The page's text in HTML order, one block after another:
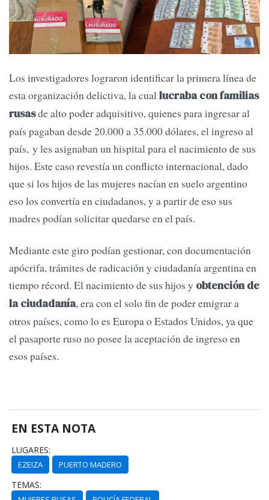
Los investigadores lograron identificar la primera línea de
esta organización delictiva, la cual lucraba con familias
rusasde alto poder adquisitivo, quienes para ingresar al
país pagaban desde 20.000 a 35.000 dólares, el ingreso al
país, y les asignaban un hispital para el nacimiento de sus
hijos. Este caso revestía un conflicto internacional, dado
que si los hijos de las mujeres nacían en suelo argentino
eso los convertía en ciudadanos, y a partir de eso sus
madres podían solicitar quedarse en el país.
Mediante este giro podían gestionar, con documentación
apócrifa, trámites de radicación y ciudadanía argentina en
tiempo récord. El nacimiento de sus hijos y obtención de
la ciudadanía, era con el solo fin de poder emigrar a
otros países, como lo es Europa o Estados Unidos, ya que
el pasaporte ruso no posee la aceptación de ingreso en
esos países.
EN ESTA NOTA
LUGARES:
EZEIZA PUERTO MADERO
TEMAS: